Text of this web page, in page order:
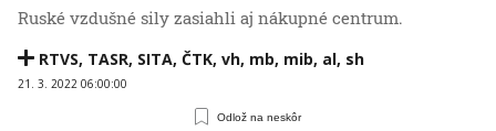
Ruské vzdušné sily zasiahli aj nákupné centrum.
RTVS, TASR, SITA, ČTK, vh, mb, mib, al, sh
21. 3. 2022 06:00:00
Odlož na neskôr